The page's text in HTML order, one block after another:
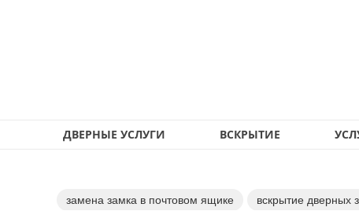
ДВЕРНЫЕ УСЛУГИ ВСКРЫТИЕ
замена замка в почтовом ящике
вскрытие дверных